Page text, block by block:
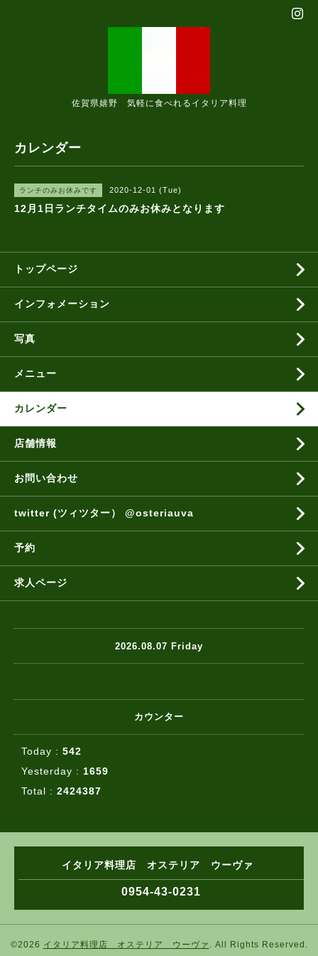
佐賀県嬉野 気軽に食べれるイタリア料理
カレンダー
ランチのみお休みです 2020-12-01 (Tue)
12月1日ランチタイムのみお休みとなります
トップページ
インフォメーション
写真
メニュー
カレンダー
店舗情報
お問い合わせ
twitter (ツィツター） @osteriauva
予約
求人ページ
2026.08.07 Friday
カウンター
Today : 542
Yesterday : 1659
Total : 2424387
イタリア料理店 オステリア ウーヴァ
0954-43-0231
©2026 イタリア料理店 オステリア ウーヴァ . All Rights Reserved.